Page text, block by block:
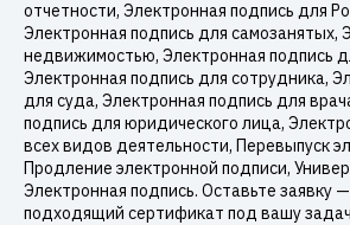
отчетности, Электронная подпись для
Электронная подпись для самозанятых,
недвижимостью, Электронная подпись
Электронная подпись для сотрудника,
для суда, Электронная подпись для
подпись для юридического лица,
всех видов деятельности, Перевыпуск
Продление электронной подписи,
Электронная подпись. Оставьте заявку
подходящий сертификат под вашу